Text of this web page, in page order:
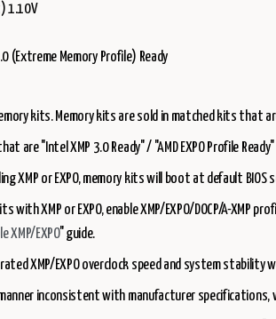
1.10V
(Extreme Memory Profile) Ready
kits. Memory kits are sold in matched kits that
are "Intel XMP 3.0 Ready" / "AMD EXPO Profile
XMP or EXPO, memory kits will boot at default
with XMP or EXPO, enable XMP/EXPO/DOCP/A-
XMP/EXPO" guide.
XMP/EXPO overclock speed and system
inconsistent with manufacturer